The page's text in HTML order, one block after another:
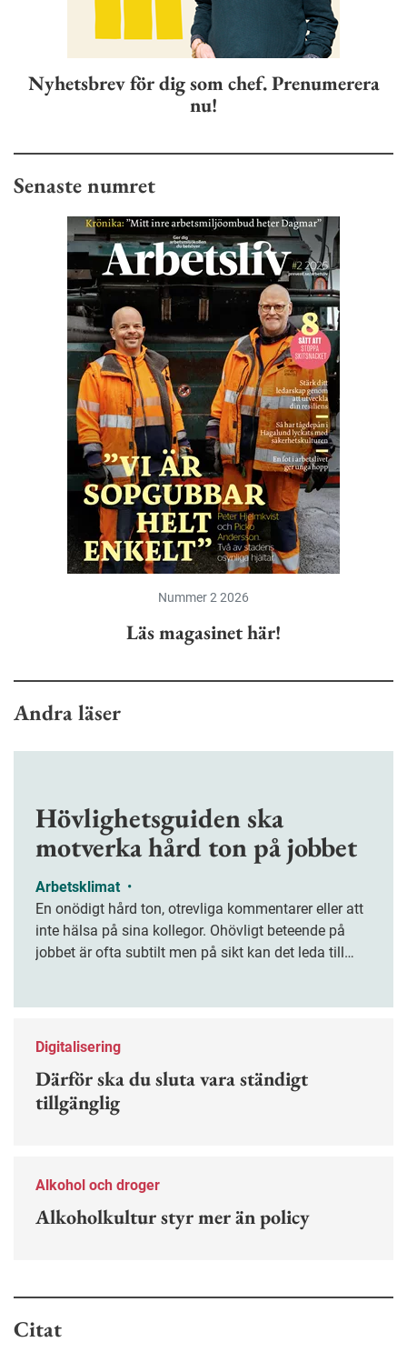
Nyhetsbrev för dig som chef. Prenumerera
nu!
Senaste numret
Nummer 2 2026
Läs magasinet här!
Andra läser
Hövlighetsguiden ska
motverka hård ton på jobbet
Arbetsklimat •
En onödigt hård ton, otrevliga kommentarer eller att
inte hälsa på sina kollegor. Ohövligt beteende på
jobbet är ofta subtilt men på sikt kan det leda till
Digitalisering
Därför ska du sluta vara ständigt
tillgänglig
Alkohol och droger
Alkoholkultur styr mer än policy
Citat